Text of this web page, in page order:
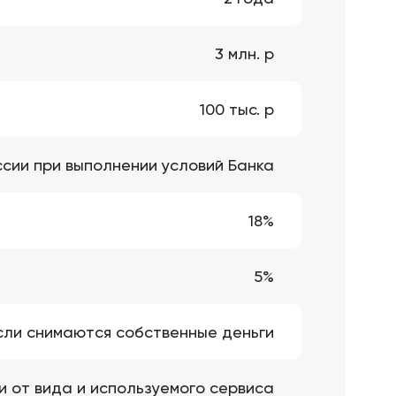
3 млн. р
100 тыс. р
при выполнении условий Банка
18%
5%
снимаются собственные деньги
от вида и используемого сервиса